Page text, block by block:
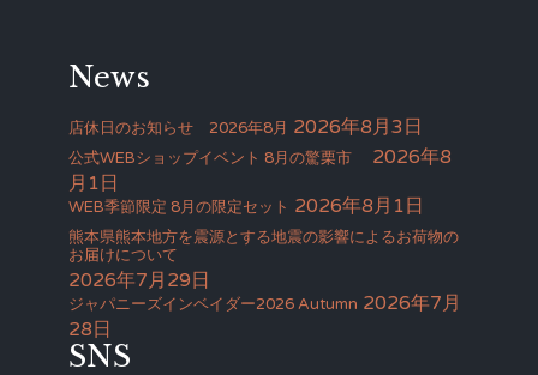
News
店休日のお知らせ 2026年8月 2026年8月3日
公式WEBショップイベント 8月の驚栗市
2026年8
月1日
WEB季節限定 8月の限定セット 2026年8月1日
熊本県熊本地方を震源とする地震の影響によるお荷物の
お届けについて
2026年7月29日
ジャパニーズインベイダー2026 Autumn 2026年7月
28日
SNS